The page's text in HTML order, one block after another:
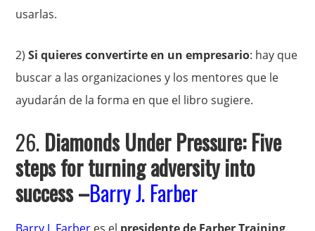
usarlas.
2)Si quieres convertirte en un empresario: hay que
buscar a las organizaciones y los mentores que le
ayudarán de la forma en que el libro sugiere.
26. Diamonds Under Pressure: Five
steps for turning adversity into
success–Barry J. Farber